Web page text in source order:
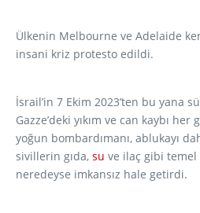
Ülkenin Melbourne ve Adelaide
insani kriz protesto edildi.
İsrail’in 7 Ekim 2023’ten bu yana
Gazze’deki yıkım ve can kaybı
yoğun bombardımanı, ablukayı
sivillerin gıda, su ve ilaç gibi
neredeyse imkansız hale getirdi.